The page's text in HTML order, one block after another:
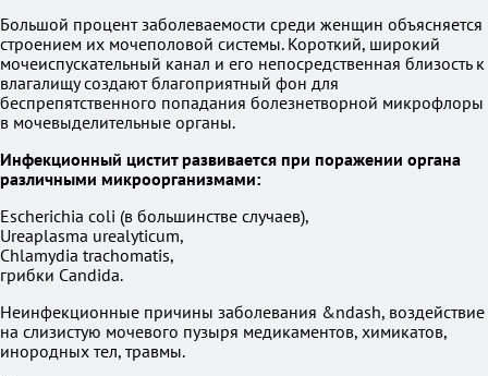
Большой процент заболеваемости среди женщин объясняется
строением их мочеполовой системы. Короткий, широкий
мочеиспускательный канал и его непосредственная близость к
влагалищу создают благоприятный фон для
беспрепятственного попадания болезнетворной микрофлоры
в мочевыделительные органы.
Инфекционный цистит развивается при поражении органа
различными микроорганизмами:
Escherichia coli (в большинстве случаев),
Ureaplasma urealyticum,
Chlamydia trachomatis,
грибки Candida.
Неинфекционные причины заболевания &ndash, воздействие
на слизистую мочевого пузыря медикаментов, химикатов,
инородных тел, травмы.